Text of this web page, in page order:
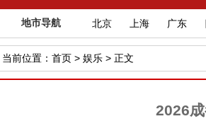
地市导航 北京 上海 广东
当前位置： 首页 > 娱乐 > 正文
2026